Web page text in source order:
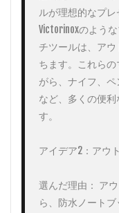
ルが理想的なプ
Victorinoxのよう
チツールは、ア
ちます。これら
がら、ナイフ、
など、多くの便
す。
アイデア2：アウ
選んだ理由： ア
ら、防水ノート